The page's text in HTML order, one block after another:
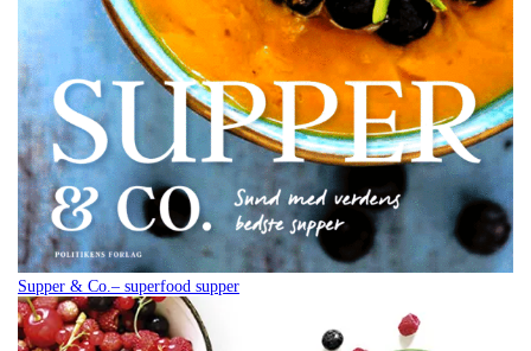
Supper & Co.– superfood supper